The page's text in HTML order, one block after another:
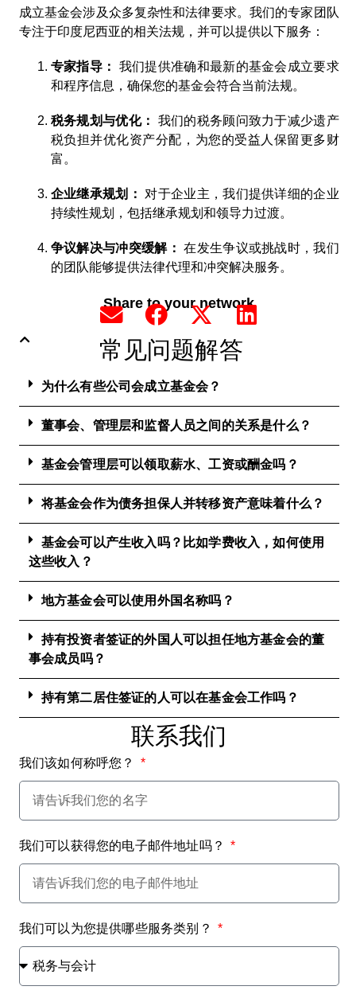
成立基金会涉及众多复杂性和法律要求。我们的专家团队
专注于印度尼西亚的相关法规，并可以提供以下服务：
专家指导：
我们提供准确和最新的基金会成立要求
和程序信息，确保您的基金会符合当前法规。
税务规划与优化：
我们的税务顾问致力于减少遗产
税负担并优化资产分配，为您的受益人保留更多财
富。
企业继承规划：
对于企业主，我们提供详细的企业
持续性规划，包括继承规划和领导力过渡。
争议解决与冲突缓解： 在发生争议或挑战时，我们
的团队能够提供法律代理和冲突解决服务。
Share to your network
常见问题解答
为什么有些公司会成立基金会？
董事会、管理层和监督人员之间的关系是什么？
基金会管理层可以领取薪水、工资或酬金吗？
将基金会作为债务担保人并转移资产意味着什么？
基金会可以产生收入吗？比如学费收入，如何使用
这些收入？
地方基金会可以使用外国名称吗？
持有投资者签证的外国人可以担任地方基金会的董
事会成员吗？
持有第二居住签证的人可以在基金会工作吗？
联系我们
我们该如何称呼您？
我们可以获得您的电子邮件地址吗？
我们可以为您提供哪些服务类别？